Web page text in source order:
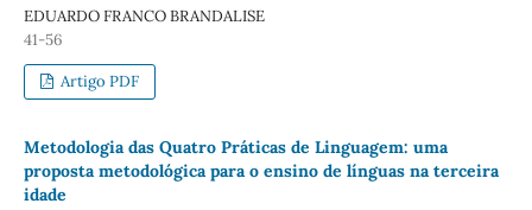
EDUARDO FRANCO BRANDALISE
41-56
Artigo PDF
Metodologia das Quatro Práticas de Linguagem: uma
proposta metodológica para o ensino de línguas na terceira
idade